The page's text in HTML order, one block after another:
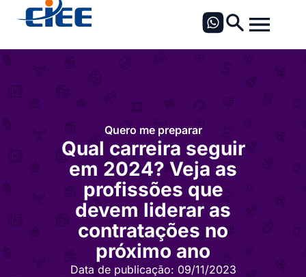
Quero me preparar
Qual carreira seguir
em 2024? Veja as
profissões que
devem liderar as
contratações no
próximo ano
Data de publicação: 09/11/2023